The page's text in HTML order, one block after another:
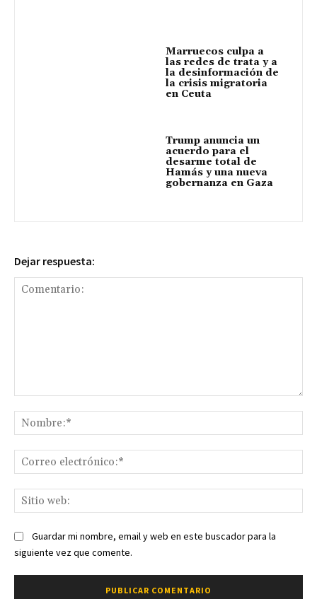
Marruecos culpa a
las redes de trata y a
la desinformación de
la crisis migratoria
en Ceuta
Trump anuncia un
acuerdo para el
desarme total de
Hamás y una nueva
gobernanza en Gaza
Dejar respuesta:
Guardar mi nombre, email y web en este buscador para la
siguiente vez que comente.